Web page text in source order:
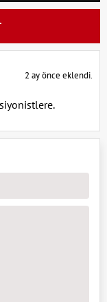
2 ay önce eklendi.